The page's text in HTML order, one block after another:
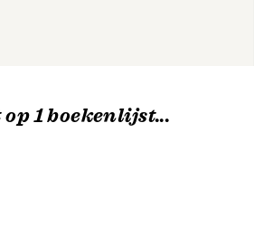
1 boekenlijst...